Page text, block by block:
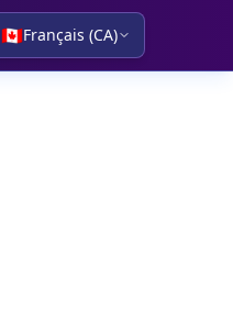
🇨🇦Français (CA)